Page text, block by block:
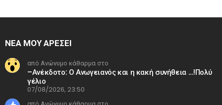
ΝΕΑ ΜΟΥ ΑΡΕΣΕΙ
από Ανώνυμο κάθαρμα στο
–Ανέκδοτο: Ο Ανωγειανός και η κακή συνήθεια …!Πολύ
γέλιο
07/08/2026, 23:50